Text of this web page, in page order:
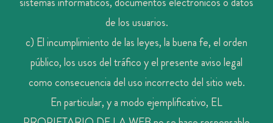
de los usuarios.
c) El incumplimiento de las leyes, la buena fe, el orden
público, los usos del tráfico y el presente aviso legal
como consecuencia del uso incorrecto del sitio web.
En particular, y a modo ejemplificativo, EL